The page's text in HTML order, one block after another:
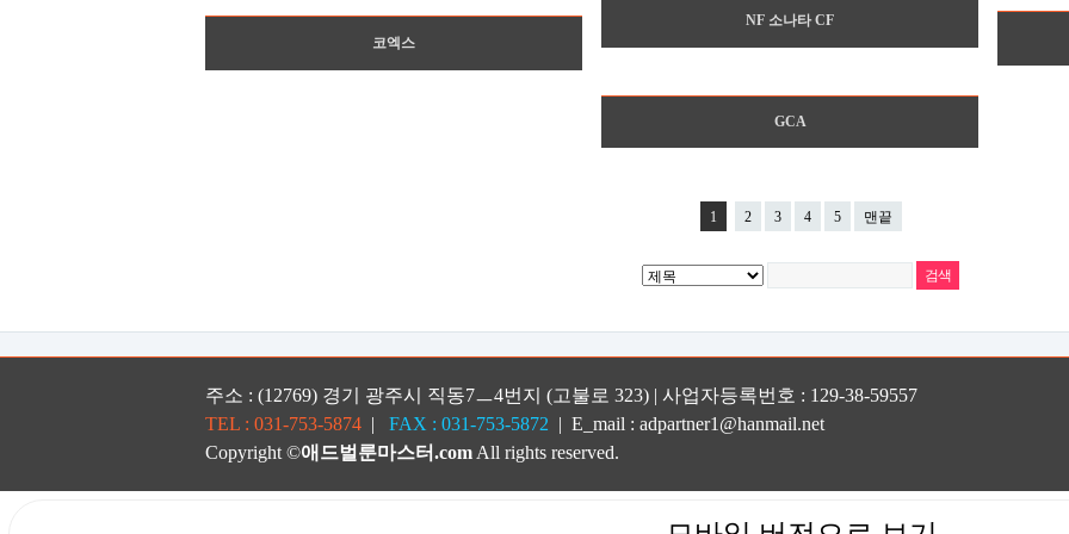
NF 소나타 CF
코엑스
GCA
1 2 3 4 5 맨끝
주소 : (12769) 경기 광주시 직동7ㅡ4번지 (고불로 323) | 사업자등록번호 : 129-38-59557
TEL : 031-753-5874 | FAX : 031-753-5872 | E_mail : adpartner1@hanmail.net
Copyright ©애드벌룬마스터.com All rights reserved.